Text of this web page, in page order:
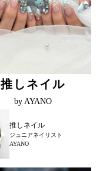
推しネイル
by AYANO
推しネイル
ジュニアネイリスト
AYANO